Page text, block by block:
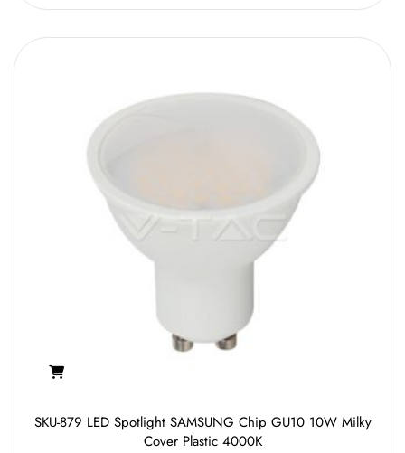
SKU-879 LED Spotlight SAMSUNG Chip GU10 10W Milky
Cover Plastic 4000K